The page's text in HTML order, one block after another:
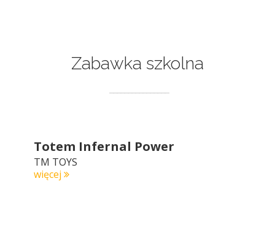
Zabawka szkolna
Totem Infernal Power
TM TOYS
więcej